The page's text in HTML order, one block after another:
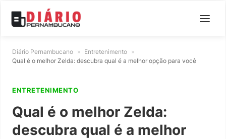
Diário Pernambucano » Entretenimento »
Qual é o melhor Zelda: descubra qual é a melhor opção para você
ENTRETENIMENTO
Qual é o melhor Zelda:
descubra qual é a melhor